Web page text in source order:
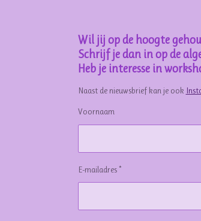
Wil jij op de hoogte
Schrijf je dan in op de
Heb je interesse in
Naast de nieuwsbrief kan je ook
Voornaam
E-mailadres *